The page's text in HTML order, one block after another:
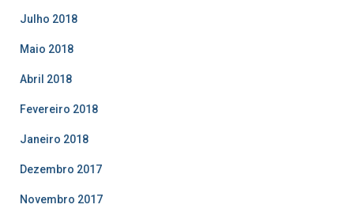
Julho 2018
Maio 2018
Abril 2018
Fevereiro 2018
Janeiro 2018
Dezembro 2017
Novembro 2017